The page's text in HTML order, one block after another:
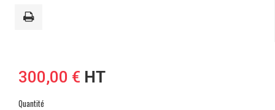
300,00 € HT
Quantité